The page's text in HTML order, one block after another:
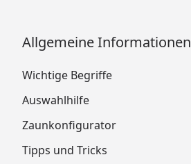
Allgemeine Informationen
Wichtige Begriffe
Auswahlhilfe
Zaunkonfigurator
Tipps und Tricks